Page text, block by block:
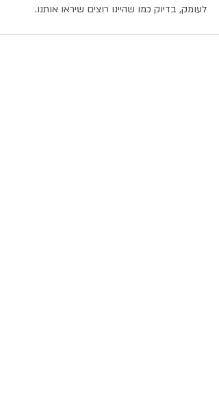
לעומק, בדיוק כמו שהיינו רוצים שיראו אותנו.